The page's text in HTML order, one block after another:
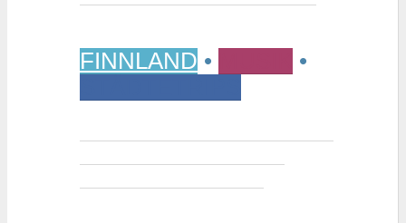
FINNLAND •
•